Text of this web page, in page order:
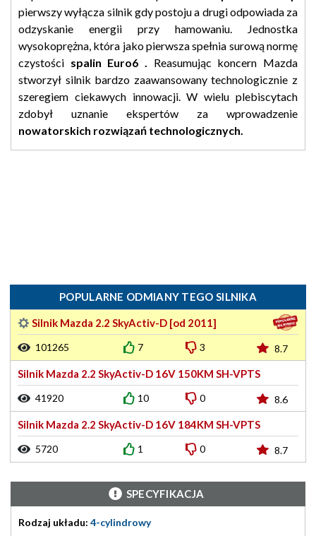
pierwszy wyłącza silnik gdy postoju a drugi odpowiada za
odzyskanie energii przy hamowaniu. Jednostka
wysokoprężna, która jako pierwsza spełnia surową normę
czystości spalin Euro6 . Reasumując koncern Mazda
stworzył silnik bardzo zaawansowany technologicznie z
szeregiem ciekawych innowacji. W wielu plebiscytach
zdobył uznanie ekspertów za wprowadzenie
nowatorskich rozwiązań technologicznych.
POPULARNE ODMIANY TEGO SILNIKA
Silnik Mazda 2.2 SkyActiv-D [od 2011]
101265 7 3 8.7
Silnik Mazda 2.2 SkyActiv-D 16V 150KM SH-VPTS
41920 10 0 8.6
Silnik Mazda 2.2 SkyActiv-D 16V 184KM SH-VPTS
5720 1 0 8.7
SPECYFIKACJA
Rodzaj układu: 4-cylindrowy